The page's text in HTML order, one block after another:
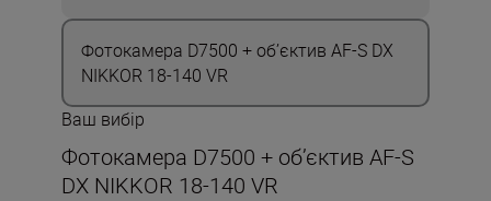
Фотокамера D7500 + об’єктив AF-S DX
NIKKOR 18-140 VR
Ваш вибір
Фотокамера D7500 + об’єктив AF-S
DX NIKKOR 18-140 VR